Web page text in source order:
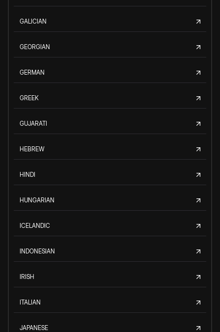
GALICIAN
GEORGIAN
GERMAN
GREEK
GUJARATI
HEBREW
HINDI
HUNGARIAN
ICELANDIC
INDONESIAN
IRISH
ITALIAN
JAPANESE